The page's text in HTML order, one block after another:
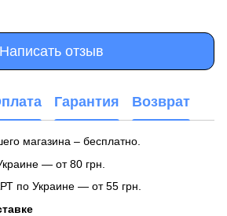
Написать отзыв
Гарантия Возврат
магазина – бесплатно.
— от 80 грн.
по Украине — от 55 грн.